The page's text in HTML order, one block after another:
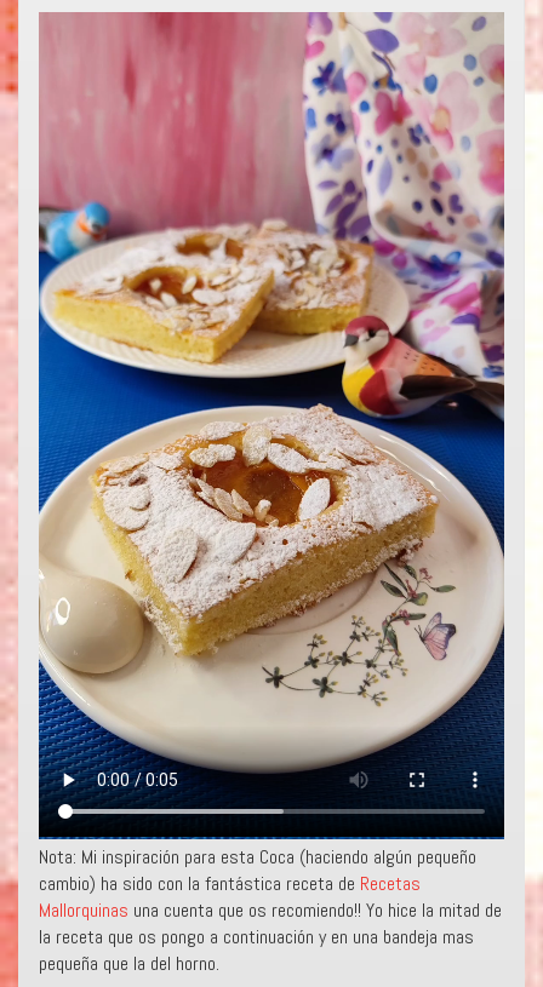
Nota: Mi inspiración para esta Coca (haciendo algún pequeño
cambio) ha sido con la fantástica receta de Recetas
Mallorquinas una cuenta que os recomiendo!! Yo hice la mitad de
la receta que os pongo a continuación y en una bandeja mas
pequeña que la del horno.